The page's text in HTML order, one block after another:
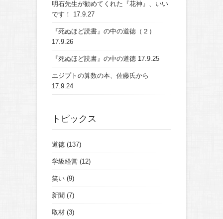
明石先生が勧めてくれた『花神』、いい
です！
17.9.27
『死ぬほど読書』の中の道徳（２）
17.9.26
『死ぬほど読書』の中の道徳 17.9.25
エジプトの算数の本、佐藤氏から
17.9.24
トピックス
道徳 (137)
学級経営 (12)
笑い (9)
新聞 (7)
取材 (3)